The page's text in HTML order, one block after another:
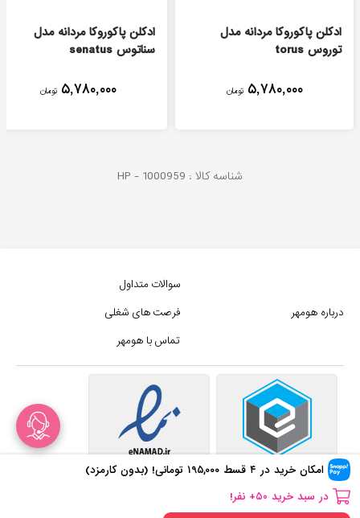
امکان خرید در ۴ قسط ۱۹۵,۰۰۰ تومانی! (بدون کارمزد)
در سبد خرید۵۰+ نفر!
۲ + نظر برای این محصول ثبت شده!
در سبد خرید ۵۰+ نفر!
ادکلن پاکوروکا مردانه مدل
توروس torus
۵,۷۸۰,۰۰۰ تومان
ادکلن پاکوروکا مردانه مدل
سناتوس senatus
۵,۷۸۰,۰۰۰ تومان
شناسه کالا : HP - 1000959
درباره هومهر
سوالات متداول
فرصت های شغلی
تماس با هومهر